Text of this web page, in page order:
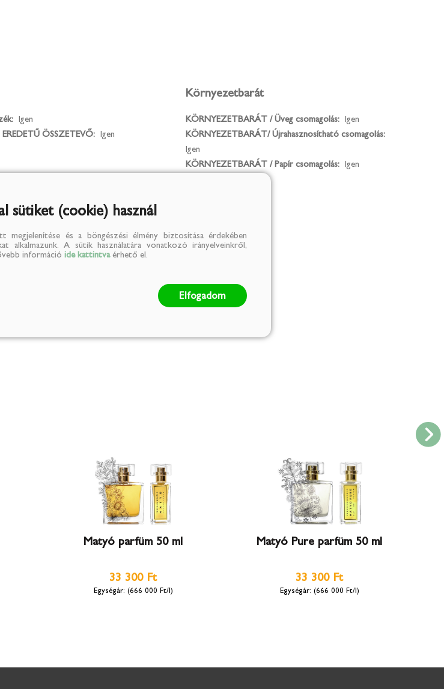
Igen
ÖSSZETEVŐ:
Igen
Környezetbarát
KÖRNYEZETBARÁT / Üveg csomagolás:
Igen
KÖRNYEZETBARÁT/ Újrahasznosítható csomagolás:
Igen
KÖRNYEZETBARÁT / Papír csomagolás:
Igen
Matyó parfüm 50 ml
33 300 Ft
(666 000 Ft/l)
Matyó Pure parfüm 50 ml
33 300 Ft
(666 000 Ft/l)
sütiket (cookie) használ
megjelenítése és a böngészési élmény biztosítása érdekében
alkalmazunk. A sütik használatára vonatkozó irányelveinkről,
információ ide kattintvaérhető el.
Elfogadom